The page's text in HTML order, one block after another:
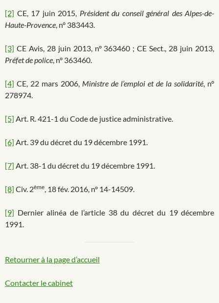
[2] CE, 17 juin 2015, Président du conseil général des Alpes-de-
Haute-Provence, n° 383443.
[3] CE Avis, 28 juin 2013, n° 363460 ; CE Sect., 28 juin 2013,
Préfet de police, n° 363460.
[4] CE, 22 mars 2006, Ministre de l’emploi et de la solidarité, n°
278974.
[5] Art. R. 421-1 du Code de justice administrative.
[6] Art. 39 du décret du 19 décembre 1991.
[7] Art. 38-1 du décret du 19 décembre 1991.
[8] Civ. 2ème, 18 fév. 2016, n° 14-14509.
[9] Dernier alinéa de l’article 38 du décret du 19 décembre
1991.
Retourner à la page d’accueil
Contacter le cabinet